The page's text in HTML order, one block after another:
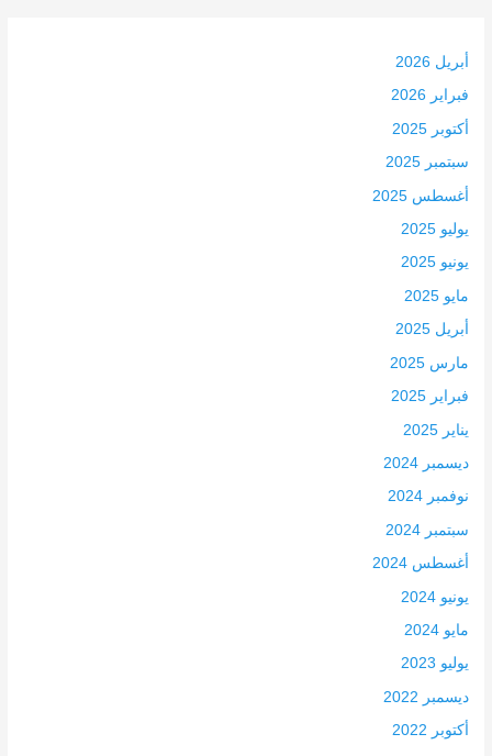
أبريل 2026
فبراير 2026
أكتوبر 2025
سبتمبر 2025
أغسطس 2025
يوليو 2025
يونيو 2025
مايو 2025
أبريل 2025
مارس 2025
فبراير 2025
يناير 2025
ديسمبر 2024
نوفمبر 2024
سبتمبر 2024
أغسطس 2024
يونيو 2024
مايو 2024
يوليو 2023
ديسمبر 2022
أكتوبر 2022